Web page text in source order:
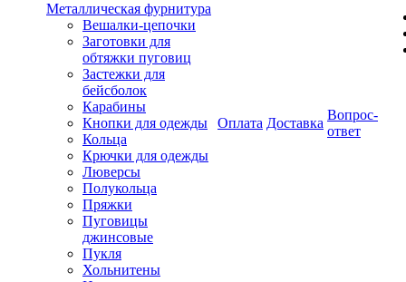
Металлическая фурнитура
Вешалки-цепочки
Заготовки для
обтяжки пуговиц
Застежки для
бейсболок
Карабины
Кнопки для одежды
Кольца
Крючки для одежды
Люверсы
Полукольца
Пряжки
Пуговицы
джинсовые
Пукля
Хольнитены
Оплата Доставка
Вопрос-
ответ